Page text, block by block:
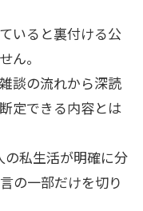
いると裏付ける公
ん。
談の流れから深読
定できる内容とは
私生活が明確に分
の一部だけを切り